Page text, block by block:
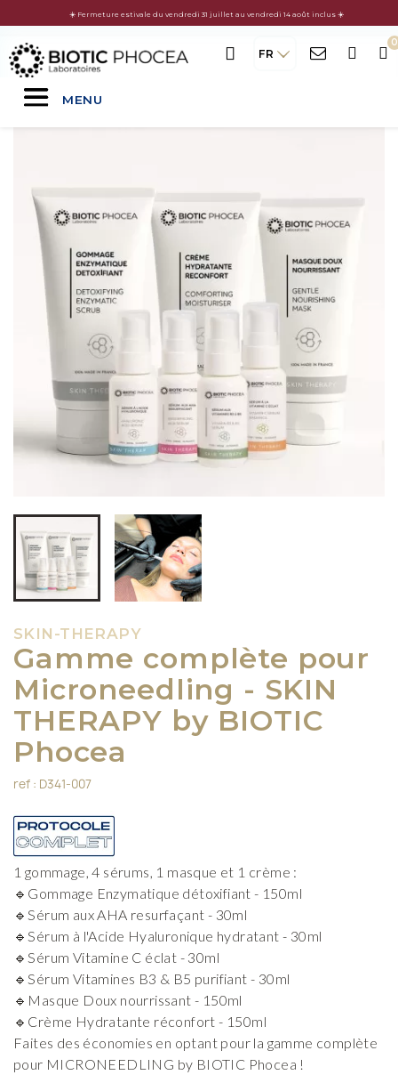
☀️ Fermeture estivale du vendredi 31 juillet au vendredi 14 août inclus ☀️
FR
MENU
SKIN-THERAPY
Gamme complète pour
Microneedling - SKIN
THERAPY by BIOTIC
Phocea
ref : D341-007
1 gommage,4 sérums, 1 masque et 1 crème :
🔹Gommage Enzymatique détoxifiant - 150ml
🔹Sérum aux AHA resurfaçant - 30ml
🔹Sérum à l'Acide Hyaluronique hydratant - 30ml
🔹Sérum Vitamine C éclat - 30ml
🔹Sérum Vitamines B3 & B5 purifiant - 30ml
🔹Masque Doux nourrissant - 150ml
🔹Crème Hydratante réconfort - 150ml
Faites des économies en optant pour la gamme complète
pour MICRONEEDLING by BIOTIC Phocea !